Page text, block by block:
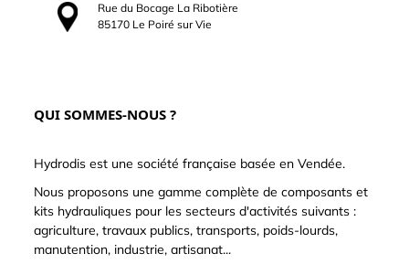
Rue du Bocage La Ribotière
85170 Le Poiré sur Vie
QUI SOMMES-NOUS ?
Hydrodis est une société française basée en Vendée.
Nous proposons une gamme complète de composants et
kits hydrauliques pour les secteurs d'activités suivants :
agriculture, travaux publics, transports, poids-lourds,
manutention, industrie, artisanat...